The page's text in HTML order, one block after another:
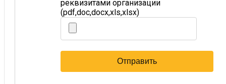
реквизитами организации
(pdf,doc,docx,xls,xlsx)